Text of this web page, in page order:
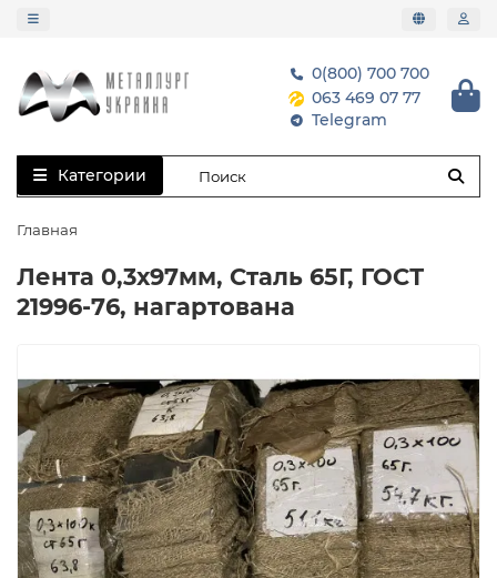
0(800) 700 700
063 469 07 77
Telegram
Категории
Главная
Лента 0,3х97мм, Сталь 65Г, ГОСТ
21996-76, нагартована